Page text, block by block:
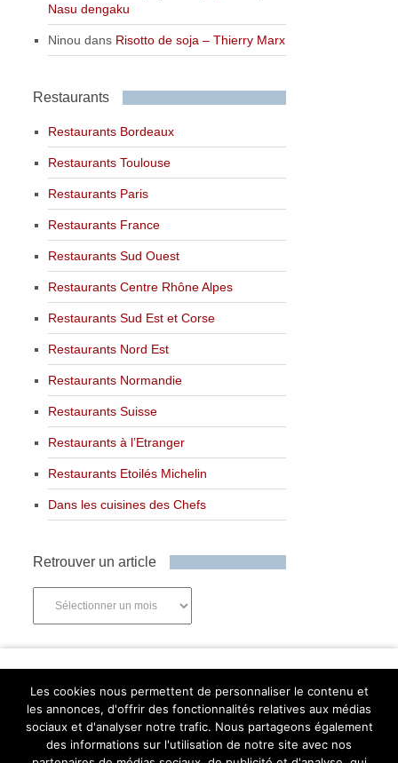
Nasu dengaku
Ninou dans Risotto de soja – Thierry Marx
Restaurants
Restaurants Bordeaux
Restaurants Toulouse
Restaurants Paris
Restaurants France
Restaurants Sud Ouest
Restaurants Centre Rhône Alpes
Restaurants Sud Est et Corse
Restaurants Nord Est
Restaurants Normandie
Restaurants Suisse
Restaurants à l’Etranger
Restaurants Etoilés Michelin
Dans les cuisines des Chefs
Retrouver un article
Les cookies nous permettent de personnaliser le contenu et
les annonces, d'offrir des fonctionnalités relatives aux médias
sociaux et d'analyser notre trafic. Nous partageons également
des informations sur l'utilisation de notre site avec nos